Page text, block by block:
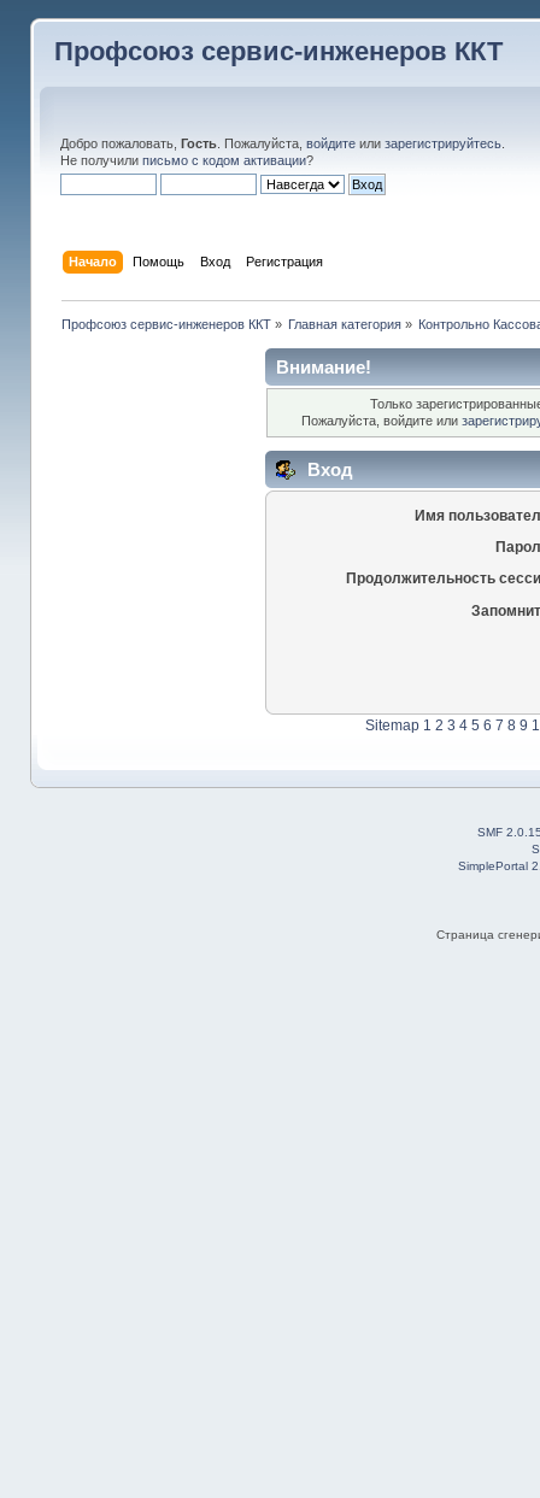
Профсоюз сервис-инженеров ККТ
Добро пожаловать, Гость. Пожалуйста, войдитеили зарегистрируйтесь.
Не получили письмо с кодом активации?
Начало Помощь Вход Регистрация
Профсоюз сервис-инженеров ККТ» Главная категория » Контрольно
Внимание!
Только
Пожалуйста, войдите или
Вход
Имя
Продолжительность
Sitemap 1 2 3 4 5 6 7 8 9
SMF
SimplePortal
Страница